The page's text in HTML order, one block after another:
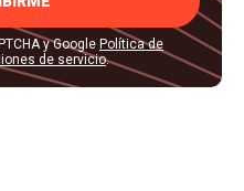
y Google Política de
de servicio.